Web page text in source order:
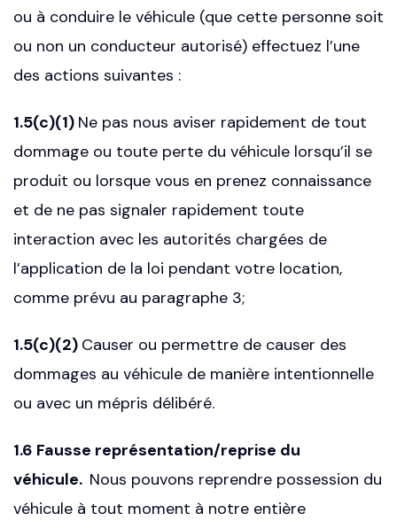
ou à conduire le véhicule (que cette personne soit
ou non un conducteur autorisé) effectuez l’une
des actions suivantes :
1.5(c)(1) Ne pas nous aviser rapidement de tout
dommage ou toute perte du véhicule lorsqu’il se
produit ou lorsque vous en prenez connaissance
et de ne pas signaler rapidement toute
interaction avec les autorités chargées de
l’application de la loi pendant votre location,
comme prévu au paragraphe 3;
1.5(c)(2) Causer ou permettre de causer des
dommages au véhicule de manière intentionnelle
ou avec un mépris délibéré.
1.6 Fausse représentation/reprise du
véhicule. Nous pouvons reprendre possession du
véhicule à tout moment à notre entière